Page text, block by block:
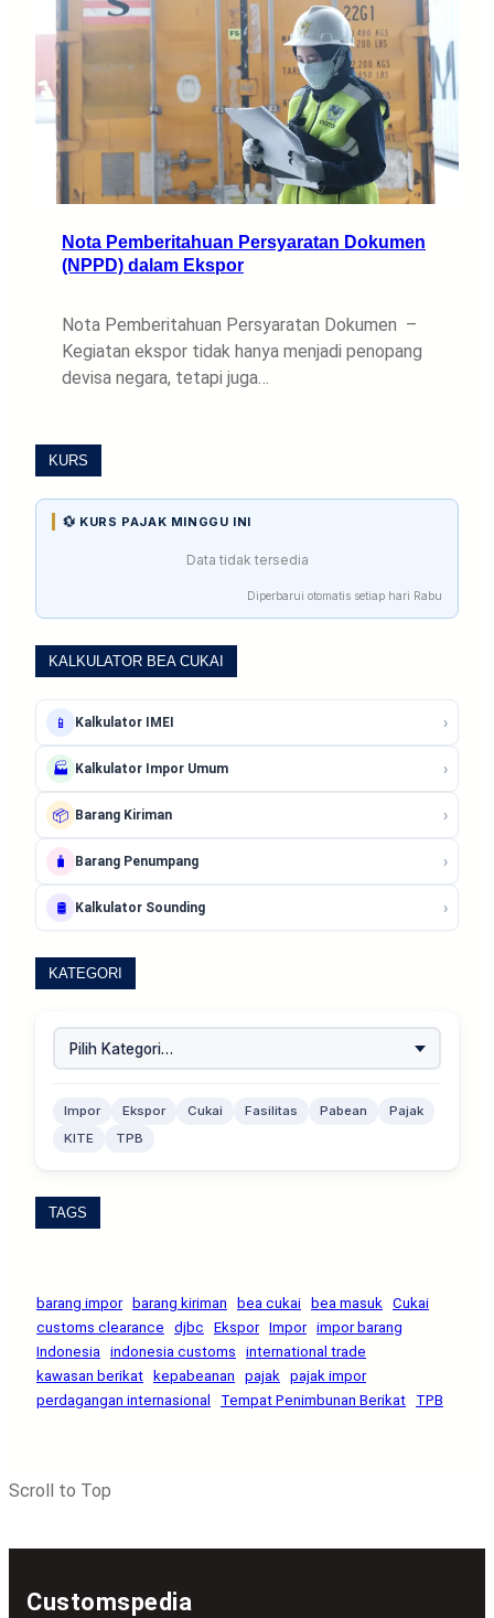
Nota Pemberitahuan Persyaratan Dokumen
(NPPD) dalam Ekspor
Nota Pemberitahuan Persyaratan Dokumen –
Kegiatan ekspor tidak hanya menjadi penopang
devisa negara, tetapi juga…
KURS
💱 KURS PAJAK MINGGU INI
Data tidak tersedia
Diperbarui otomatis setiap hari Rabu
KALKULATOR BEA CUKAI
📱 Kalkulator IMEI ›
🏭 Kalkulator Impor Umum ›
📦 Barang Kiriman ›
🧳 Barang Penumpang ›
🛢️ Kalkulator Sounding ›
KATEGORI
Impor Ekspor Cukai Fasilitas Pabean
Pajak
KITE
TPB
TAGS
barang impor barang kiriman bea cukai bea masuk Cukai
customs clearance
djbc Ekspor Impor impor barang
Indonesia indonesia customs
international trade
kawasan berikat
kepabeanan pajak pajak impor
perdagangan internasional
Tempat Penimbunan Berikat TPB
Scroll to Top
Customspedia